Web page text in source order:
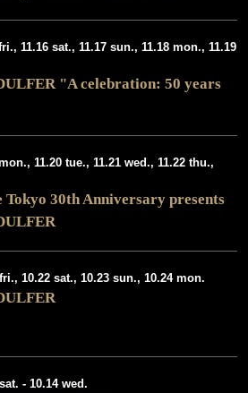
11.16 sat., 11.17 sun., 11.18 mon., 11.19
"A celebration: 50 years
11.20 tue., 11.21 wed., 11.22 thu.,
Tokyo 30th Anniversary presents
10.22 sat., 10.23 sun., 10.24 mon.
- 10.14 wed.